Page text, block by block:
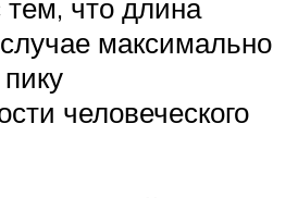
тем, что длина
максимально
человеческого